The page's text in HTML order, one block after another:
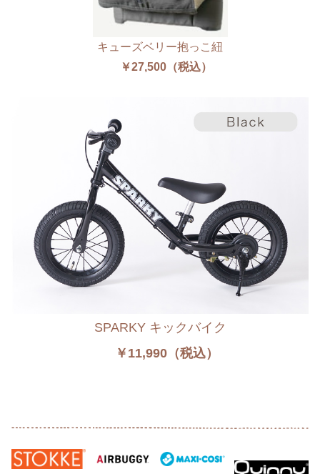
キューズベリー抱っこ紐
￥27,500（税込）
SPARKY キックバイク
￥11,990（税込）